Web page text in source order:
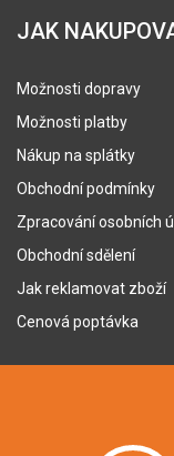
JAK
Možnosti dopravy
Možnosti platby
Nákup na splátky
Obchodní podmínky
Zpracování osobních
Obchodní sdělení
Jak reklamovat zboží
Cenová poptávka